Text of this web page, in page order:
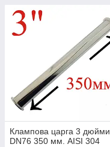
Клампова царга 3 дюйми
DN76 350 мм. AISI 304